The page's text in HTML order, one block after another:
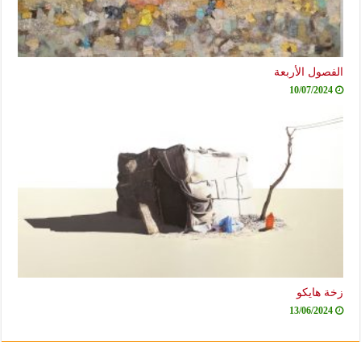
الفصول الأربعة
10/07/2024
زخة هايكو
13/06/2024